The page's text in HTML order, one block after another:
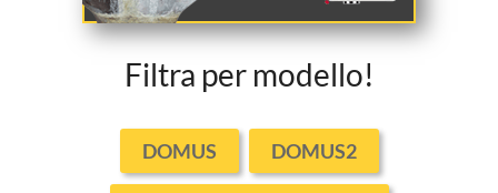
Filtra per modello!
DOMUS DOMUS2